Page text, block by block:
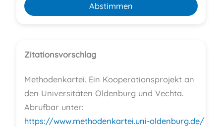
Abstimmen
Zitationsvorschlag
Methodenkartei. Ein Kooperationsprojekt an
den Universitäten Oldenburg und Vechta.
Abrufbar unter:
https://www.methodenkartei.uni-oldenburg.de/